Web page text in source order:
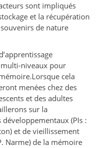
sont impliqués
et la récupération
de nature
niveaux pour
cela
menées chez des
et des adultes
sur la
(PIs :
et de vieillissement
Narme) de la mémoire